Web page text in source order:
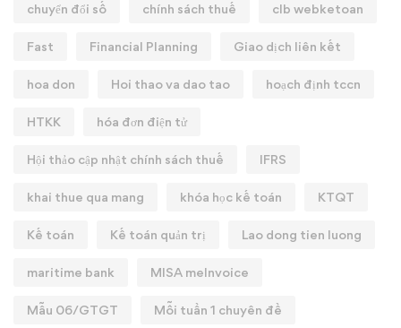
chuyển đổi số chính sách thuế clb webketoan
Fast Financial Planning Giao dịch liên kết
hoa don Hoi thao va dao tao hoạch định tccn
HTKK hóa đơn điện tử
Hội thảo cập nhật chính sách thuế IFRS
khai thue qua mang khóa học kế toán KTQT
Kế toán Kế toán quản trị Lao dong tien luong
maritime bank MISA meInvoice
Mẫu 06/GTGT Mỗi tuần 1 chuyên đề